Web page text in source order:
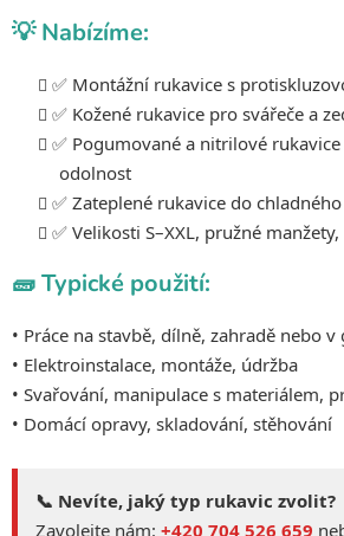
i
s
u
💡 Nabízíme:
✅ Montážní rukavice s
✅ Kožené rukavice pro svářeče a
✅ Pogumované a nitrilové
odolnost
✅ Zateplené rukavice do
✅ Velikosti S–XXL, pružné
🧱 Typické použití:
• Práce na stavbě, dílně, zahradě nebo v
• Elektroinstalace, montáže, údržba
• Svařování, manipulace s materiálem,
• Domácí opravy, skladování, stěhování
📞 Nevíte, jaký typ rukavic zvolit?
Zavolejte nám: +420 704 526 659